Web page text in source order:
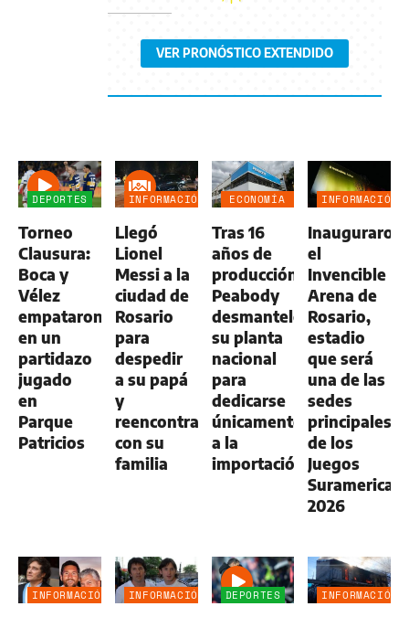
VER PRONÓSTICO EXTENDIDO
DEPORTES
Torneo
Clausura:
Boca y
Vélez
empataron
en un
partidazo
jugado
en
Parque
Patricios
INFORMACIÓN
Llegó
Lionel
Messi a la
ciudad de
Rosario
para
despedir
a su papá
y
reencontrarse
con su
familia
ECONOMÍA
AGRO
Tras 16
años de
producción,
Peabody
desmanteló
su planta
nacional
para
dedicarse
únicamente
a la
importación
INFORMACIÓN
Inauguraron
el
Invencible
Arena de
Rosario,
estadio
que será
una de las
sedes
principales
de los
Juegos
2026
INFORMACIÓN
INFORMACIÓN
DEPORTES
INFORMACIÓN